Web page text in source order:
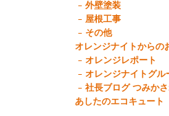
外壁塗装
屋根工事
その他
オレンジナイトからの
オレンジレポート
オレンジナイトグル
社長ブログ つみか
あしたのエコキュート